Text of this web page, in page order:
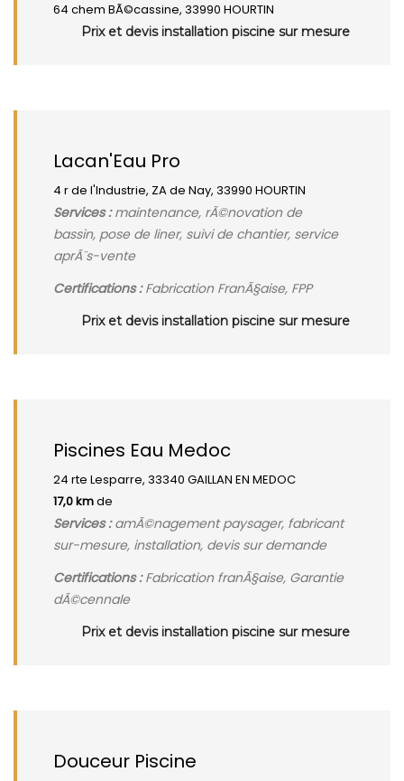
64 chem BÃ©cassine, 33990 HOURTIN
Prix et devis installation piscine sur mesure
Lacan'Eau Pro
4 r de l'Industrie, ZA de Nay, 33990 HOURTIN
Services :maintenance, rÃ©novation de
bassin, pose de liner, suivi de chantier, service
aprÃ¨s-vente
Certifications :Fabrication FranÃ§aise, FPP
Prix et devis installation piscine sur mesure
Piscines Eau Medoc
24 rte Lesparre, 33340 GAILLAN EN MEDOC
17,0 kmde
Services :amÃ©nagement paysager, fabricant
sur-mesure, installation, devis sur demande
Certifications :Fabrication franÃ§aise, Garantie
dÃ©cennale
Prix et devis installation piscine sur mesure
Douceur Piscine